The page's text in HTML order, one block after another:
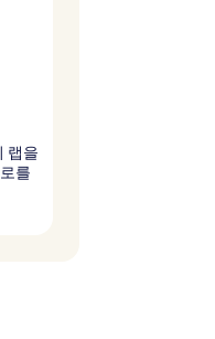
랩을
를